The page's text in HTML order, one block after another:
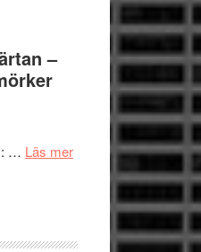
spännande
Chan
storform
–
… Läs merom
Recension